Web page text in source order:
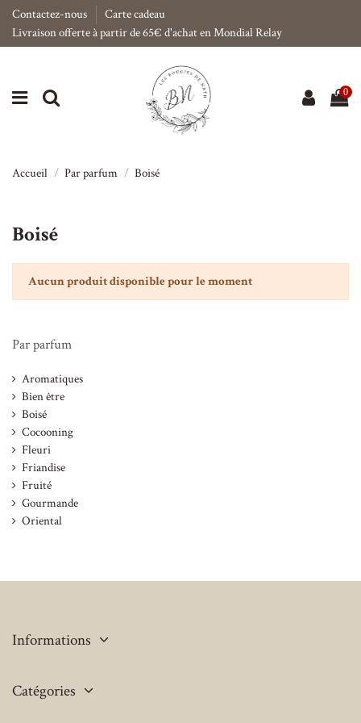
Contactez-nous
Carte cadeau
Livraison offerte à partir de 65€ d'achat en Mondial Relay
0
Accueil Par parfum Boisé
Boisé
Aucun produit disponible pour le moment
Par parfum
Aromatiques
Bien être
Boisé
Cocooning
Fleuri
Friandise
Fruité
Gourmande
Oriental
Informations
Catégories